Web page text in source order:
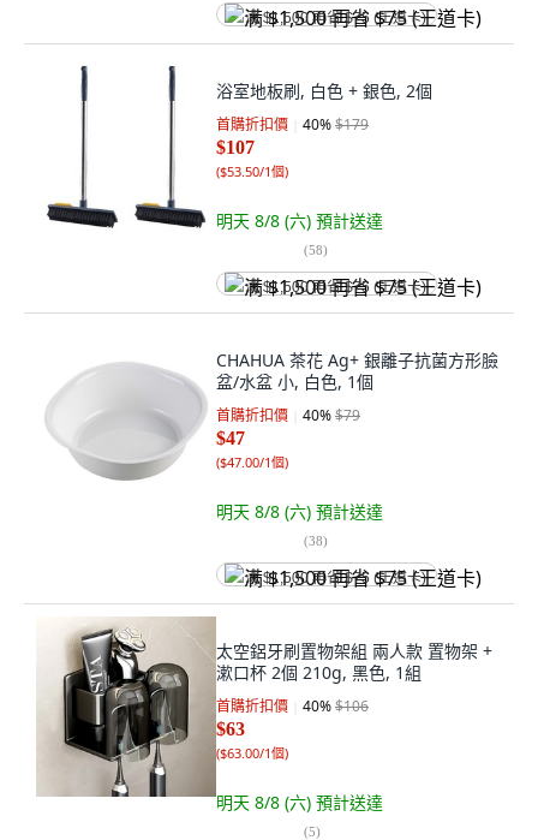
满 $1,500 再省 $75 (王道卡)
浴室地板刷, 白色 + 銀色, 2個
首購折扣價 40%$179
$107
($53.50/1個)
明天 8/8 (六) 預計送達
(58)
满 $1,500 再省 $75 (王道卡)
CHAHUA 茶花 Ag+ 銀離子抗菌方形臉
盆/水盆 小, 白色, 1個
首購折扣價 40%$79
$47
($47.00/1個)
明天 8/8 (六) 預計送達
(38)
满 $1,500 再省 $75 (王道卡)
太空鋁牙刷置物架組 兩人款 置物架 +
漱口杯 2個 210g, 黑色, 1組
首購折扣價 40%$106
$63
($63.00/1個)
明天 8/8 (六) 預計送達
(5)